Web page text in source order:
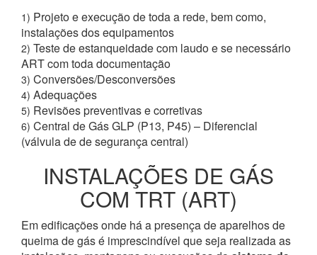
1) Projeto e execução de toda a rede, bem como,
instalações dos equipamentos
2) Teste de estanqueidade com laudo e se necessário
ART com toda documentação
3) Conversões/Desconversões
4) Adequações
5) Revisões preventivas e corretivas
6) Central de Gás GLP (P13, P45) – Diferencial
(válvula de de segurança central)
INSTALAÇÕES DE GÁS
COM TRT (ART)
Em edificações onde há a presença de aparelhos de
queima de gás é imprescindível que seja realizada as